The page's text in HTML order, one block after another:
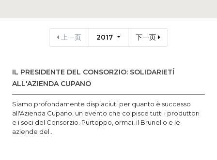
上一页 2017 下一页
IL PRESIDENTE DEL CONSORZIO: SOLIDARIETÍ
ALL'AZIENDA CUPANO
Siamo profondamente dispiaciuti per quanto è successo
all'Azienda Cupano, un evento che colpisce tutti i produttori
e i soci del Consorzio. Purtoppo, ormai, il Brunello e le
aziende del...